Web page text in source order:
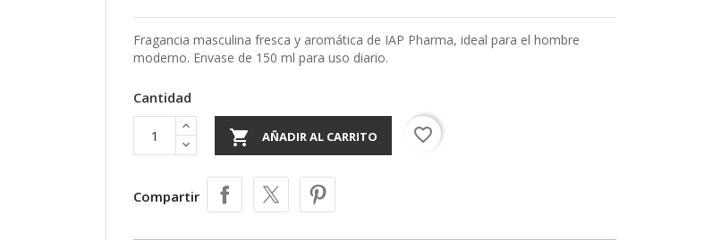
Fragancia masculina fresca y aromática de IAP Pharma, ideal para el hombre
moderno. Envase de 150 ml para uso diario.
Cantidad
 AÑADIR AL CARRITO favorite_border
Compartir